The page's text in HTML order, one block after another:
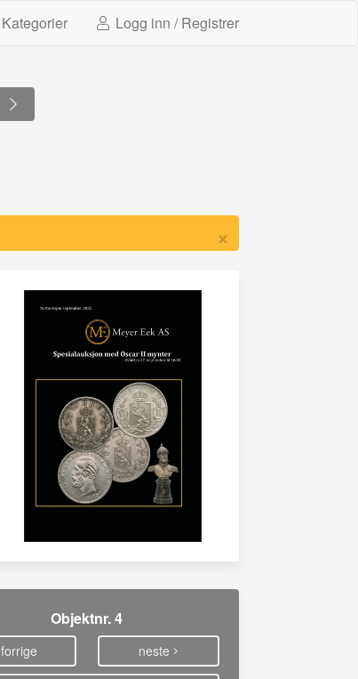
Kategorier Logg inn / Registrer
×
Objektnr. 4
forrige neste